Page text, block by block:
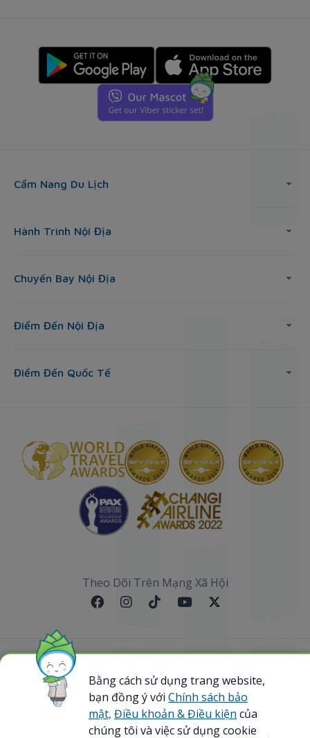
Cẩm Nang Du Lịch
Hành Trình Nội Địa
Chuyến Bay Nội Địa
Điểm Đến Nội Địa
Điểm Đến Quốc Tế
Theo Dõi Trên Mạng Xã Hội
Sơ đồ website
@ 2023 Bamboo Airways Copyright. All Rights
Reserved.
Business Registration Code: 0107867370
Bằng cách sử dụng trang website,
bạn đồng ý với Chính sách bảo
mật, Điều khoản & Điều kiện của
chúng tôi và việc sử dụng cookie